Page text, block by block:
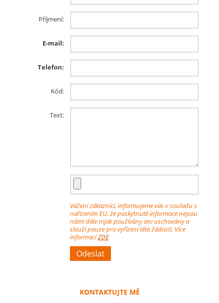
Příjmení:
E-mail:
Telefon:
Kód:
Text:
Vážení zákazníci, informujeme vás v souladu s
nařízením EU, že poskytnuté informace nejsou
námi dále nijak používány ani uschovány a
slouží pouze pro vyřízení této žádosti. Více
informacíZDE
KONTAKTUJTE MĚ